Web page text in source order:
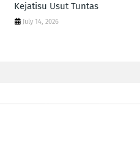
Kejatisu Usut Tuntas
July 14, 2026